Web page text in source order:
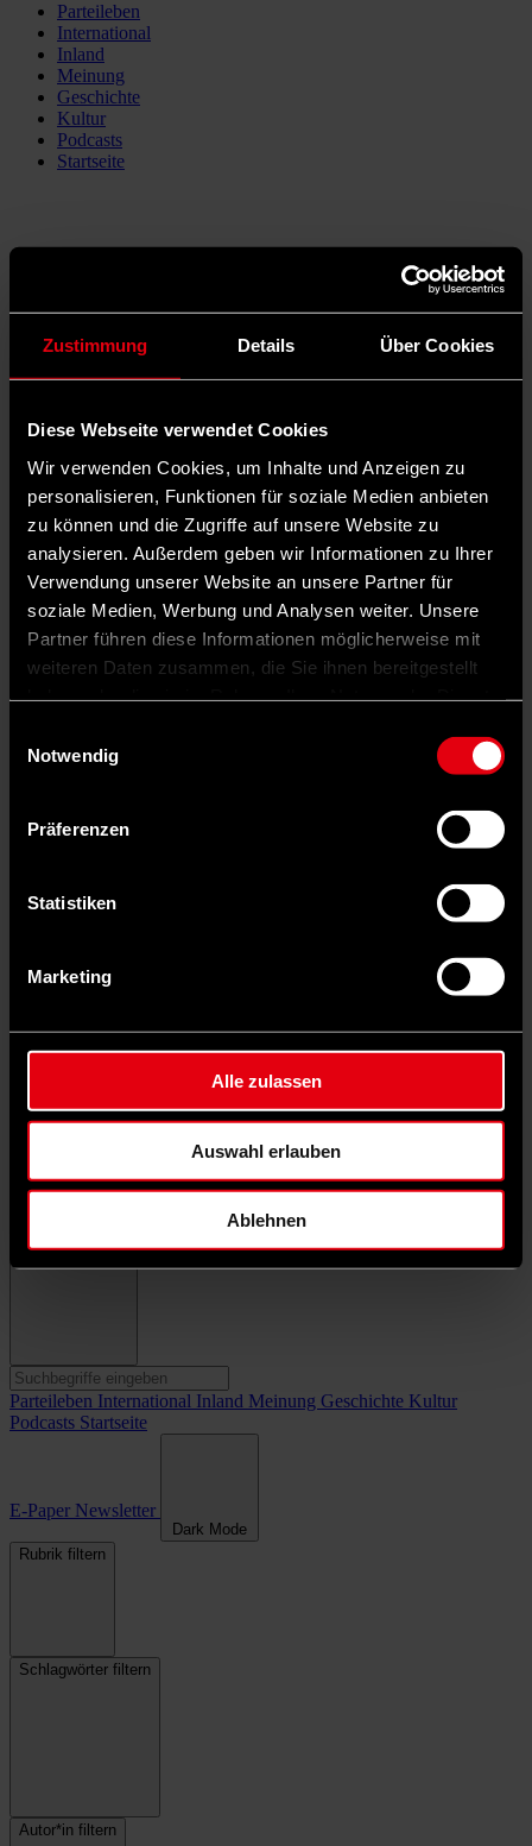
Zustimmung Details Über Cookies
Diese Webseite verwendet Cookies
Wir verwenden Cookies, um Inhalte und Anzeigen zu
personalisieren, Funktionen für soziale Medien anbieten
zu können und die Zugriffe auf unsere Website zu
analysieren. Außerdem geben wir Informationen zu Ihrer
Verwendung unserer Website an unsere Partner für
soziale Medien, Werbung und Analysen weiter. Unsere
Partner führen diese Informationen möglicherweise mit
weiteren Daten zusammen, die Sie ihnen bereitgestellt
Notwendig
Präferenzen
Statistiken
Marketing
Alle zulassen
Auswahl erlauben
Ablehnen
Parteileben
International
Inland
Meinung
Geschichte
Kultur
Podcasts
Startseite
Parteileben International Inland Meinung Geschichte Kultur
Podcasts Startseite
E-Paper Newsletter
Dark Mode
Rubrik filtern
Schlagwörter filtern
Autor*in filtern